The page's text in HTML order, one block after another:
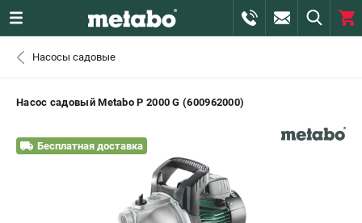
+7 (911) 360-06-14 | +7 (8112) 59-10-67
+7 (812) 407-39-48 - ЗАКАЗ ИЗДЕЛИЙ
САНКТ-ПЕТЕРБУРГ
0 ₽
Насосы садовые
Насос садовый Metabo P 2000 G (600962000)
Бесплатная доставка